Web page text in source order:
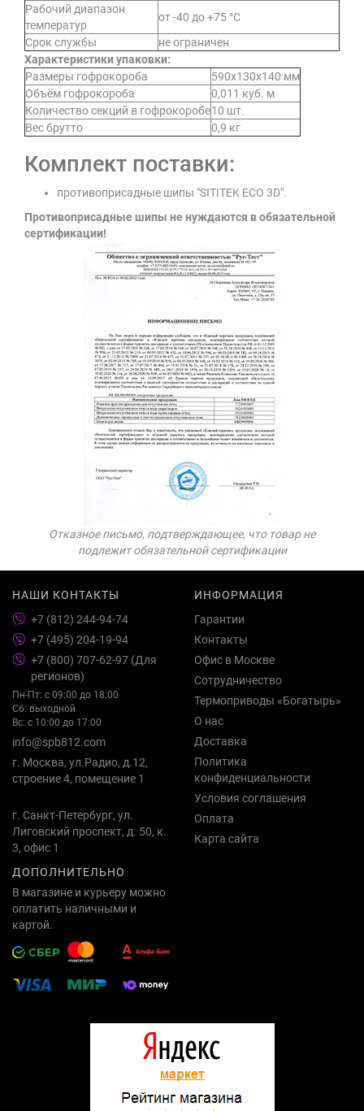
Рабочий диапазон
температур
от -40 до +75 °C
Срок службы
не ограничен
Характеристики упаковки:
Размеры гофрокороба
590х130х140 мм
Объём гофрокороба
0,011 куб. м
Количество секций в гофрокоробе10 шт.
Вес брутто
0,9 кг
Комплект поставки:
противоприсадные шипы "SITITEK ECO 3D".
Противоприсадные шипы не нуждаются в обязательной
сертификации!
Отказное письмо, подтверждающее, что товар не
подлежит обязательной сертификации
НАШИ КОНТАКТЫ
+7 (812) 244-94-74
+7 (495) 204-19-94
+7 (800) 707-62-97 (Для
регионов)
Пн-Пт: с 09:00 до 18:00
Сб: выходной
Вс: с 10:00 до 17:00
info@spb812.com
г. Москва, ул.Радио, д.12,
строение 4, помещение 1
г. Санкт-Петербург, ул.
Лиговский проспект, д. 50, к.
3, офис 1
ИНФОРМАЦИЯ
Гарантии
Контакты
Офис в Москве
Сотрудничество
Термоприводы «Богатырь»
О нас
Доставка
Политика
конфиденциальности
Условия соглашения
Оплата
Карта сайта
ДОПОЛНИТЕЛЬНО
В магазине и курьеру можно
оплатить наличными и
картой.